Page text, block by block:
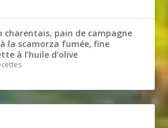
charentais, pain de campagne
la scamorza fumée, fine
à l’huile d’olive